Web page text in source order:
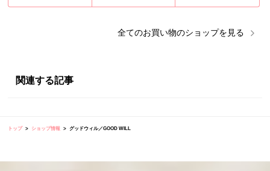
全てのお買い物のショップを見る
関連する記事
トップ ショップ情報 グッドウィル／GOOD WILL